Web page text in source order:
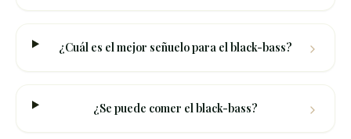
¿Cuál es el mejor señuelo para el black-bass?
¿Se puede comer el black-bass?